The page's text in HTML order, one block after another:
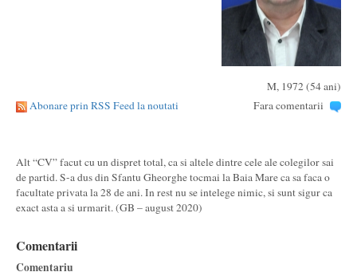
M, 1972 (54 ani)
Abonare prin RSS Feed la noutati
Fara comentarii
Alt “CV” facut cu un dispret total, ca si altele dintre cele ale colegilor sai
de partid. S-a dus din Sfantu Gheorghe tocmai la Baia Mare ca sa faca o
facultate privata la 28 de ani. In rest nu se intelege nimic, si sunt sigur ca
exact asta a si urmarit. (GB – august 2020)
Comentarii
Comentariu